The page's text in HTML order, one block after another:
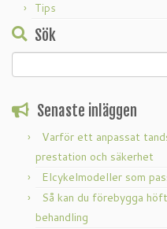
Tips
Sök
Senaste inläggen
Varför ett anpassat
prestation och säkerhet
Elcykelmodeller som
Så kan du förebygga
behandling